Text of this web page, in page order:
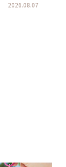
2026.08.07